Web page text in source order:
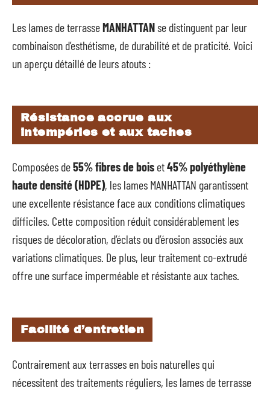
Les lames de terrasseMANHATTANse distinguent par leur
combinaison d’esthétisme, de durabilité et de praticité. Voici
un aperçu détaillé de leurs atouts :
Résistance accrue aux
intempéries et aux taches
Composées de55% fibres de bois et45% polyéthylène
haute densité (HDPE), les lames MANHATTAN garantissent
une excellente résistance face aux conditions climatiques
difficiles. Cette composition réduit considérablement les
risques de décoloration, d’éclats ou d’érosion associés aux
variations climatiques. De plus, leur traitement co-extrudé
offre une surface imperméable et résistante aux taches.
Facilité d’entretien
Contrairement aux terrasses en bois naturelles qui
nécessitent des traitements réguliers, les lames de terrasse